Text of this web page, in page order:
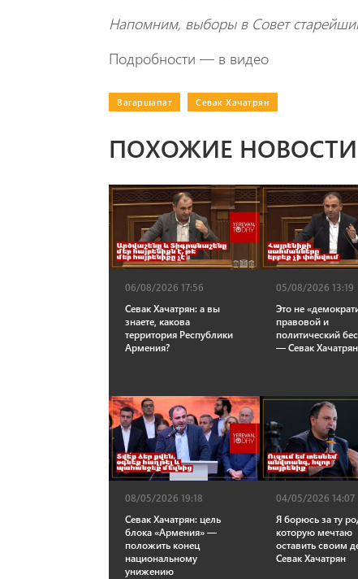
Напомним, выборы в Совет
Подробности — в видео
Вагаршапат Севак Хачатрян
ПОХОЖИЕ НОВОСТИ
06/08/2026 17:56
Севак Хачатрян: а вы
знаете, какова
территория Республики
Армения?
05/08/2026 13:19
Это не
правовой и
политический
— Севак Хачатрян
08/05/2026 19:18
Севак Хачатрян: цель
блока «Армения» —
положить конец
национальному
унижению
04/05/2026 14:07
Я борюсь за ту
которую мечтаю
оставить своим
Севак Хачатрян